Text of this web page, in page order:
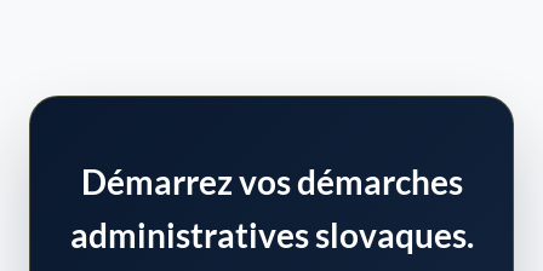
Démarrez vos démarches
administratives slovaques.